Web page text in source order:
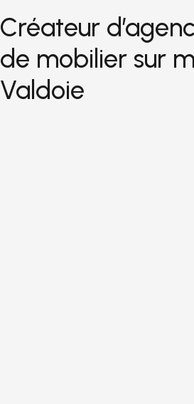
Créateur
de mobilier sur
Valdoie